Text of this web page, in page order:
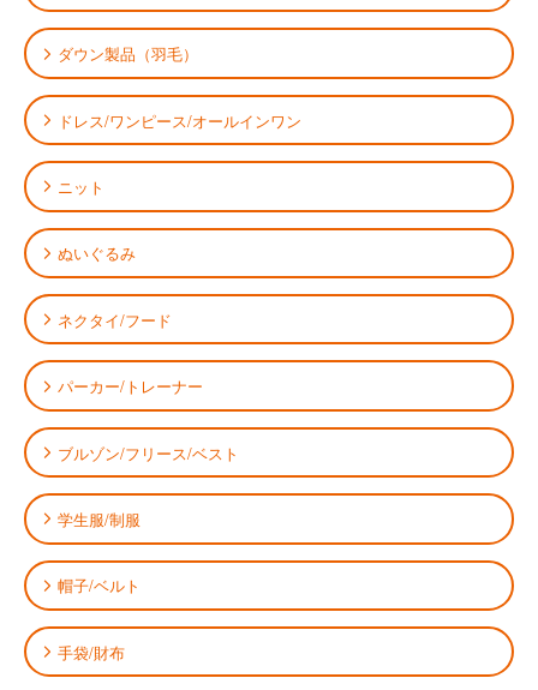
ダウン製品（羽毛）
ドレス/ワンピース/オールインワン
ニット
ぬいぐるみ
ネクタイ/フード
パーカー/トレーナー
ブルゾン/フリース/ベスト
学生服/制服
帽子/ベルト
手袋/財布